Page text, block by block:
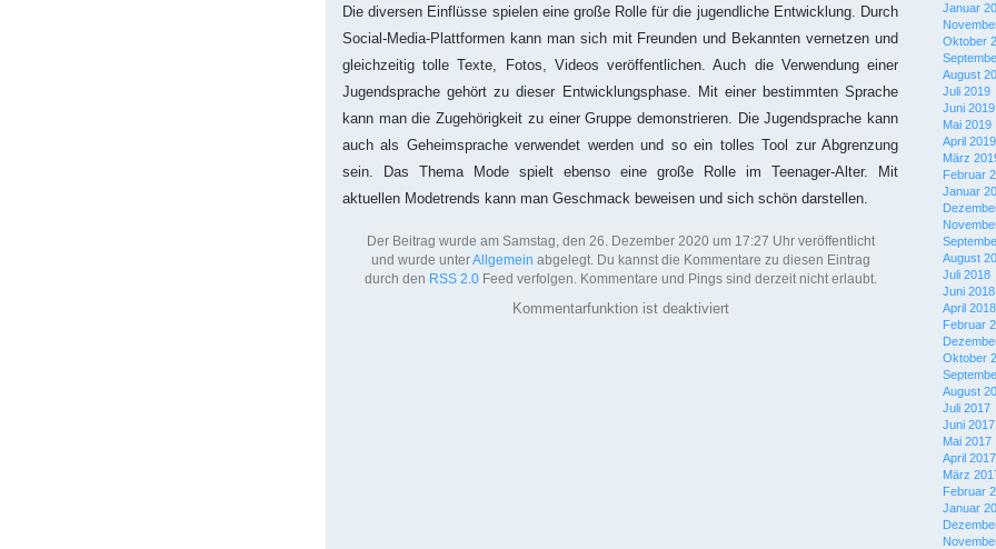
Die diversen Einflüsse spielen eine große Rolle für die jugendliche Entwicklung. Durch
Social-Media-Plattformen kann man sich mit Freunden und Bekannten vernetzen und
gleichzeitig tolle Texte, Fotos, Videos veröffentlichen. Auch die Verwendung einer
Jugendsprache gehört zu dieser Entwicklungsphase. Mit einer bestimmten Sprache
kann man die Zugehörigkeit zu einer Gruppe demonstrieren. Die Jugendsprache kann
auch als Geheimsprache verwendet werden und so ein tolles Tool zur Abgrenzung
sein. Das Thema Mode spielt ebenso eine große Rolle im Teenager-Alter. Mit
aktuellen Modetrends kann man Geschmack beweisen und sich schön darstellen.
Der Beitrag wurde am Samstag, den 26. Dezember 2020 um 17:27 Uhr veröffentlicht
und wurde unterAllgemein abgelegt. Du kannst die Kommentare zu diesen Eintrag
durch den RSS 2.0Feed verfolgen. Kommentare und Pings sind derzeit nicht erlaubt.
Kommentarfunktion ist deaktiviert
Januar
Oktober
August
Juli 2019
Juni 2019
Mai 2019
April 2019
März
Februar
Januar
August
Juli 2018
Juni 2018
April 2018
Februar
Oktober
August
Juli 2017
Juni 2017
Mai 2017
April 2017
März
Februar
Januar